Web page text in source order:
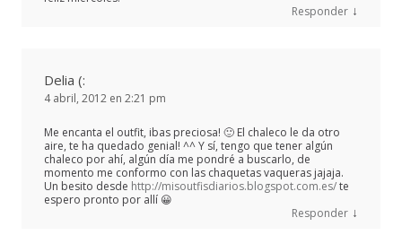
Responder ↓
Delia (:
4 abril, 2012 en 2:21 pm
Me encanta el outfit, ibas preciosa! 🙂 El chaleco le da otro
aire, te ha quedado genial! ^^ Y sí, tengo que tener algún
chaleco por ahí, algún día me pondré a buscarlo, de
momento me conformo con las chaquetas vaqueras jajaja.
Un besito desde http://misoutfisdiarios.blogspot.com.es/te
espero pronto por allí 😀
Responder ↓